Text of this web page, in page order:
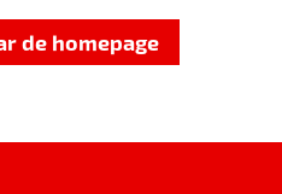
de homepage